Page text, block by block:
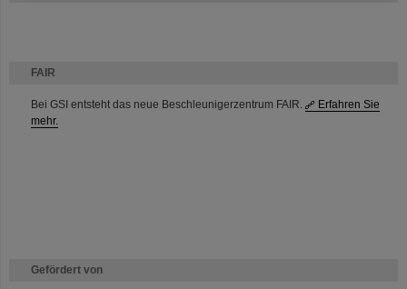
FAIR
Bei GSI entsteht das neue Beschleunigerzentrum FAIR.
Erfahren Sie
mehr.
Gefördert von